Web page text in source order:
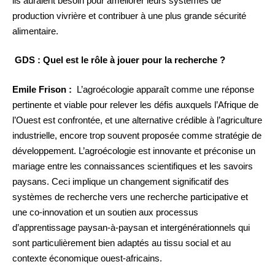
production vivrière et contribuer à une plus grande sécurité
alimentaire.
GDS : Quel est le rôle à jouer pour la recherche ?
Emile Frison : L’agroécologie apparaît comme une réponse
pertinente et viable pour relever les défis auxquels l’Afrique de
l’Ouest est confrontée, et une alternative crédible à l’agriculture
industrielle, encore trop souvent proposée comme stratégie de
développement. L’agroécologie est innovante et préconise un
mariage entre les connaissances scientifiques et les savoirs
paysans. Ceci implique un changement significatif des
systèmes de recherche vers une recherche participative et
une co-innovation et un soutien aux processus
d’apprentissage paysan-à-paysan et intergénérationnels qui
sont particulièrement bien adaptés au tissu social et au
contexte économique ouest-africains.